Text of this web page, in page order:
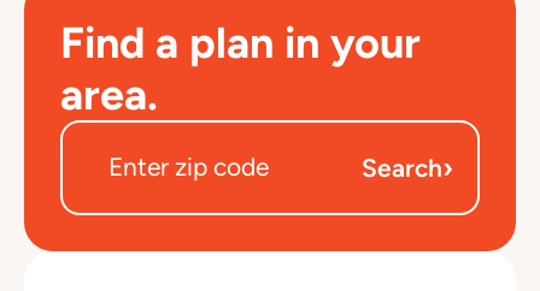
Find a plan in your
area.
Search›